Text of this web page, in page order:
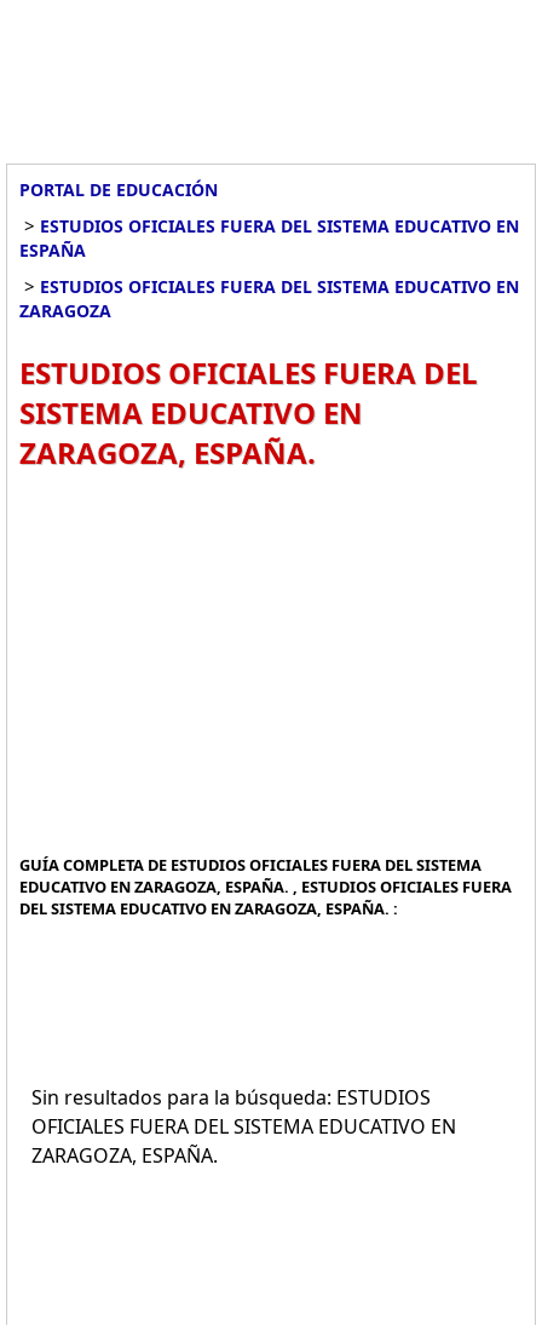
PORTAL DE EDUCACIÓN
> ESTUDIOS OFICIALES FUERA DEL SISTEMA EDUCATIVO EN
ESPAÑA
> ESTUDIOS OFICIALES FUERA DEL SISTEMA EDUCATIVO EN
ZARAGOZA
ESTUDIOS OFICIALES FUERA DEL
SISTEMA EDUCATIVO EN
ZARAGOZA, ESPAÑA.
GUÍA COMPLETA DE ESTUDIOS OFICIALES FUERA DEL SISTEMA
EDUCATIVO EN ZARAGOZA, ESPAÑA. , ESTUDIOS OFICIALES FUERA
DEL SISTEMA EDUCATIVO EN ZARAGOZA, ESPAÑA. :
Sin resultados para la búsqueda: ESTUDIOS
OFICIALES FUERA DEL SISTEMA EDUCATIVO EN
ZARAGOZA, ESPAÑA.